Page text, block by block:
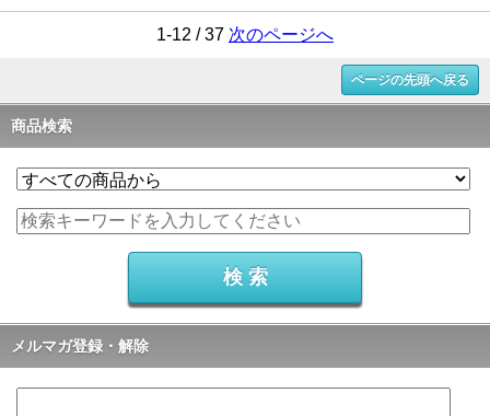
1-12 / 37 次のページへ
ページの先頭へ戻る
商品検索
メルマガ登録・解除